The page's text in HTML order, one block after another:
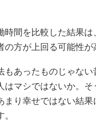
時間を比較した結果は
の方が上回る可能性が
もあったものじゃない
はマシではないか。
まり幸せではない結果